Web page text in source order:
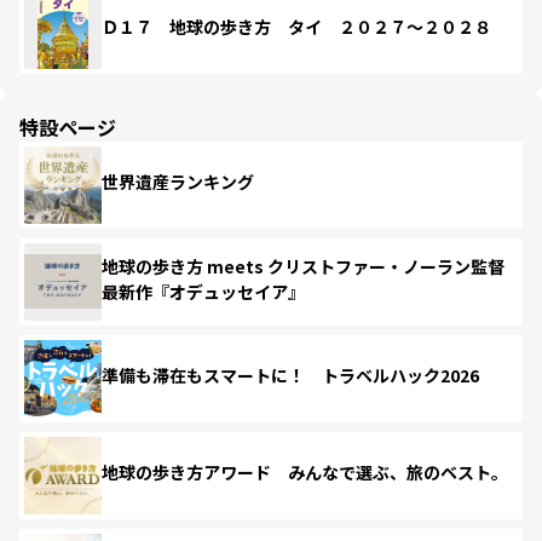
Ｄ１７ 地球の歩き方 タイ ２０２７～２０２８
特設ページ
世界遺産ランキング
地球の歩き方 meets クリストファー・ノーラン監督
最新作『オデュッセイア』
準備も滞在もスマートに！ トラベルハック2026
地球の歩き方アワード みんなで選ぶ、旅のベスト。